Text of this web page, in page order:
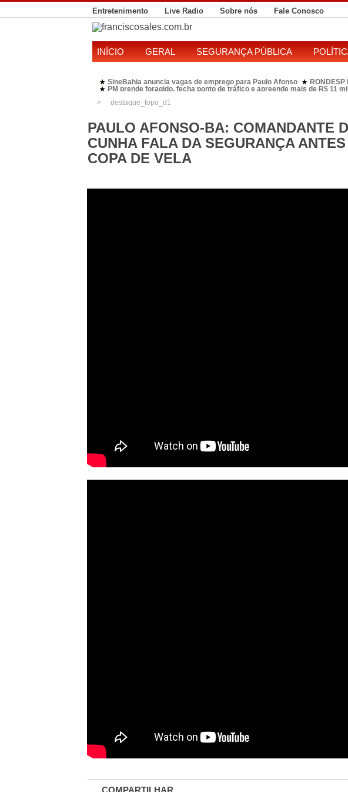
Entretenimento Live Radio Sobre nós Fale Conosco
INÍCIO GERAL SEGURANÇA PÚBLICA
★ SineBahia anuncia vagas de emprego para Paulo Afonso ★
★ PM prende foragido, fecha ponto de tráfico e apreende mais de R$ 11
★ Candidatura de Kleber Rosa em 2026 divide PSOL entre disputa à
destaque_topo_d1
PAULO AFONSO-BA: COMANDANTE
CUNHA FALA DA SEGURANÇA
COPA DE VELA